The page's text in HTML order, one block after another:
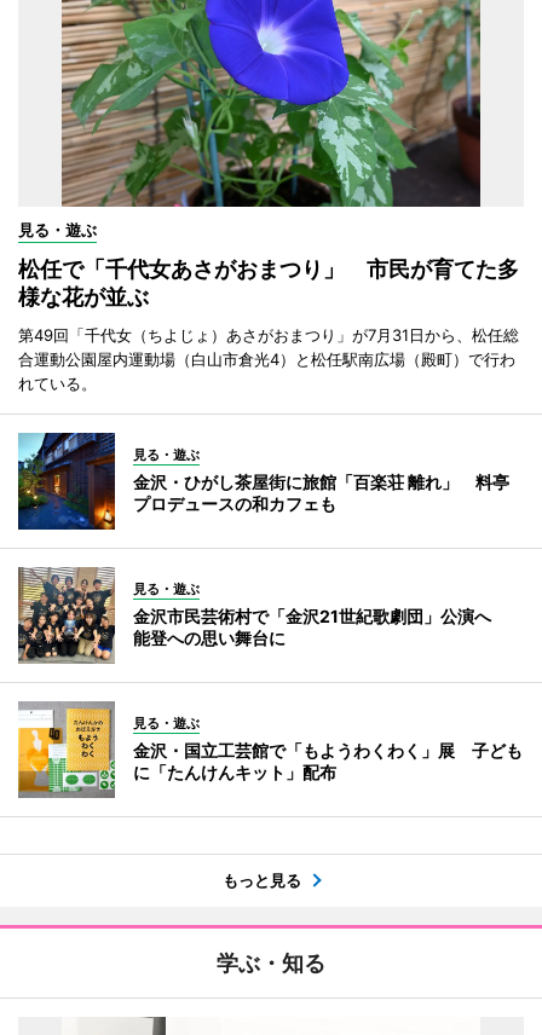
見る・遊ぶ
松任で「千代女あさがおまつり」 市民が育てた多
様な花が並ぶ
第49回「千代女（ちよじょ）あさがおまつり」が7月31日から、松任総
合運動公園屋内運動場（白山市倉光4）と松任駅南広場（殿町）で行わ
れている。
見る・遊ぶ
金沢・ひがし茶屋街に旅館「百楽荘 離れ」 料亭
プロデュースの和カフェも
見る・遊ぶ
金沢市民芸術村で「金沢21世紀歌劇団」公演へ
能登への思い舞台に
見る・遊ぶ
金沢・国立工芸館で「もようわくわく」展 子ども
に「たんけんキット」配布
もっと見る
学ぶ・知る